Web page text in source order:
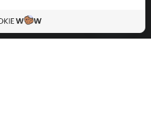
Back To Top OPEN